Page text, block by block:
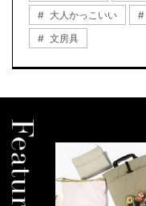
大人かっこいい
文房具